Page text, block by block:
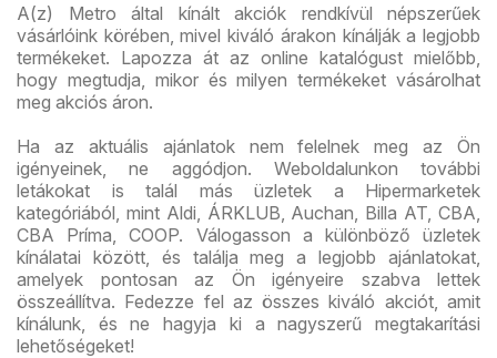
A(z) Metro által kínált akciók rendkívül népszerűek
vásárlóink körében, mivel kiváló árakon kínálják a legjobb
termékeket. Lapozza át az online katalógust mielőbb,
hogy megtudja, mikor és milyen termékeket vásárolhat
meg akciós áron.
Ha az aktuális ajánlatok nem felelnek meg az Ön
igényeinek, ne aggódjon. Weboldalunkon további
letákokat is talál más üzletek a Hipermarketek
kategóriából, mint Aldi, ÁRKLUB, Auchan, Billa AT, CBA,
CBA Príma, COOP. Válogasson a különböző üzletek
kínálatai között, és találja meg a legjobb ajánlatokat,
amelyek pontosan az Ön igényeire szabva lettek
összeállítva. Fedezze fel az összes kiváló akciót, amit
kínálunk, és ne hagyja ki a nagyszerű megtakarítási
lehetőségeket!